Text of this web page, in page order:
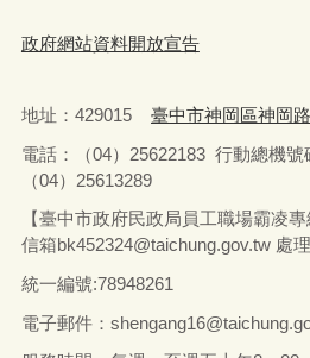
政府網站資料開放宣告
地址：429015
臺中市神岡區神岡
電話：（04）25622183 行動總機號
（04）25613289
【臺中市政府民政局員工職場霸凌
信箱bk452324@taichung.gov.tw 處
統一編號:78948261
電子郵件：